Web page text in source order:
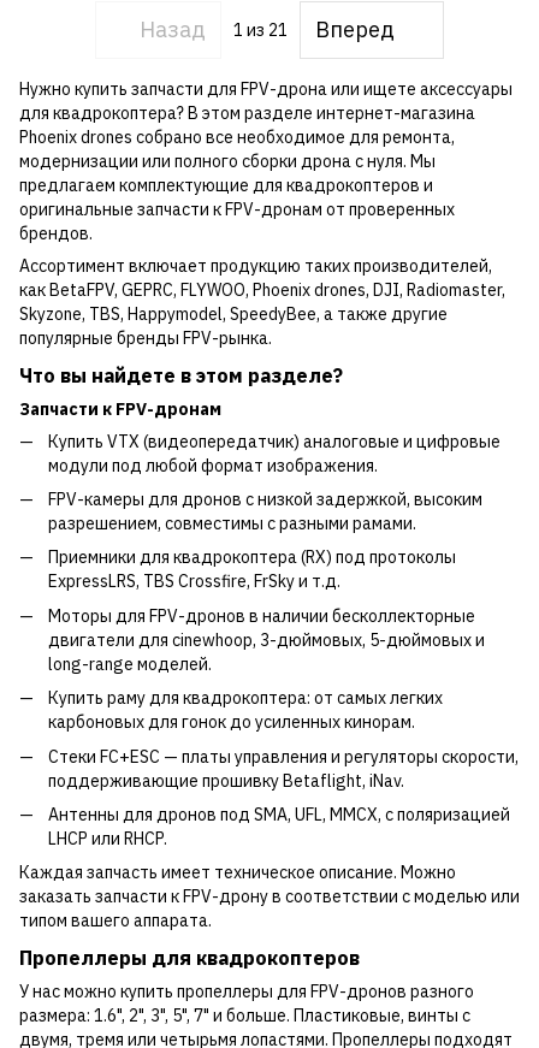
Назад 1 из 21 Вперед
Нужно купить запчасти для FPV-дрона или ищете аксессуары
для квадрокоптера? В этом разделе интернет-магазина
Phoenix drones собрано все необходимое для ремонта,
модернизации или полного сборки дрона с нуля. Мы
предлагаем комплектующие для квадрокоптеров и
оригинальные запчасти к FPV-дронам от проверенных
брендов.
Ассортимент включает продукцию таких производителей,
как BetaFPV, GEPRC, FLYWOO, Phoenix drones, DJI, Radiomaster,
Skyzone, TBS, Happymodel, SpeedyBee, а также другие
популярные бренды FPV-рынка.
Что вы найдете в этом разделе?
Запчасти к FPV-дронам
Купить VTX (видеопередатчик) аналоговые и цифровые
модули под любой формат изображения.
FPV-камеры для дронов с низкой задержкой, высоким
разрешением, совместимы с разными рамами.
Приемники для квадрокоптера (RX) под протоколы
ExpressLRS, TBS Crossfire, FrSky и т.д.
Моторы для FPV-дронов в наличии бесколлекторные
двигатели для cinewhoop, 3-дюймовых, 5-дюймовых и
long-range моделей.
Купить раму для квадрокоптера: от самых легких
карбоновых для гонок до усиленных кинорам.
Стеки FC+ESC — платы управления и регуляторы скорости,
поддерживающие прошивку Betaflight, iNav.
Антенны для дронов под SMA, UFL, MMCX, с поляризацией
LHCP или RHCP.
Каждая запчасть имеет техническое описание. Можно
заказать запчасти к FPV-дрону в соответствии с моделью или
типом вашего аппарата.
Пропеллеры для квадрокоптеров
У нас можно купить пропеллеры для FPV-дронов разного
размера: 1.6", 2", 3", 5", 7" и больше. Пластиковые, винты с
двумя, тремя или четырьмя лопастями. Пропеллеры подходят